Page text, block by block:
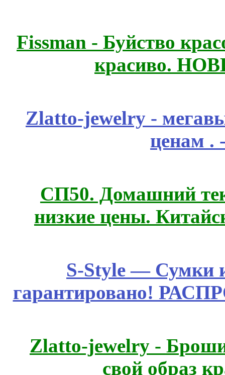
Fissmаn - Буйство
красиво.
Zlatto-jewelry -
ценам .
СП50. Домашний
низкие цены.
S-Style — Сумки
гарантировано!
Zlatto-jewelry -
свой образ